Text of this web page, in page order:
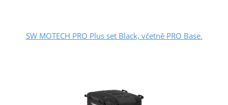
SW MOTECH PRO Plus set Black, včetně PRO Base.